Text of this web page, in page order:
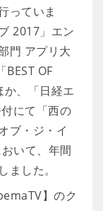
っていま
2017」エン
門 アプリ大
OF
、「日経エ
にて「西の
ブ・ジ・イ
いて、年間
した。
】のク